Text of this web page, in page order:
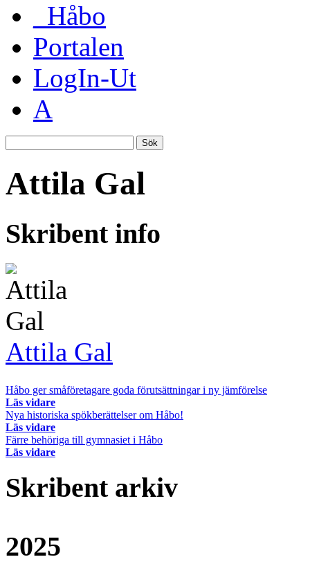
_Håbo
Portalen
LogIn-Ut
A
Sök
Attila Gal
Skribent info
Attila Gal
Håbo ger småföretagare goda förutsättningar i ny jämförelse
Läs vidare
Nya historiska spökberättelser om Håbo!
Läs vidare
Färre behöriga till gymnasiet i Håbo
Läs vidare
Skribent arkiv
2025